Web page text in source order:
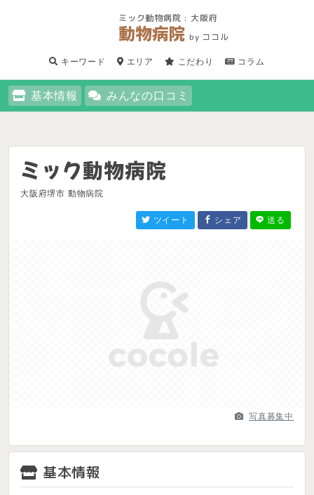
ミック動物病院 : 大阪府
動物病院by ココル
キーワード エリア こだわり コラム
基本情報 みんなの口コミ
ミック動物病院
大阪府堺市 動物病院
ツイート シェア 送る
写真募集中
基本情報